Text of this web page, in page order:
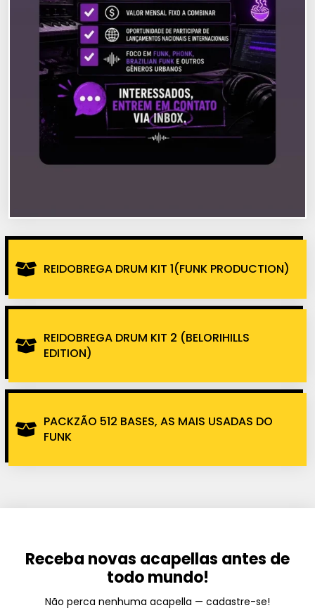
REIDOBREGA DRUM KIT 1(FUNK PRODUCTION)
REIDOBREGA DRUM KIT 2 (BELORIHILLS
EDITION)
PACKZÃO 512 BASES, AS MAIS USADAS DO
FUNK
Receba novas acapellas antes de
todo mundo!
Não perca nenhuma acapella — cadastre-se!